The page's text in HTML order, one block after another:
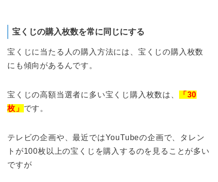
宝くじの購入枚数を常に同じにする
宝くじに当たる人の購入方法には、宝くじの購入枚数
にも傾向があるんです。
宝くじの高額当選者に多い宝くじ購入枚数は、
「30
枚」 です。
テレビの企画や、最近ではYouTubeの企画で、タレン
トが100枚以上の宝くじを購入するのを見ることが多い
ですが